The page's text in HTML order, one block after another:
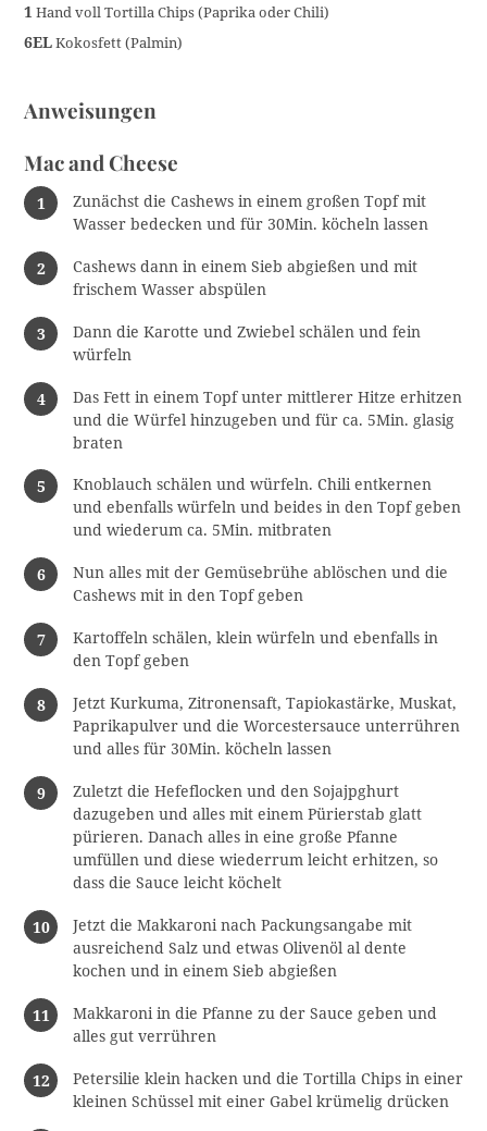
1 Hand voll Tortilla Chips (Paprika oder Chili)
6ELKokosfett (Palmin)
Anweisungen
Mac and Cheese
Zunächst die Cashews in einem großen Topf mit
Wasser bedecken und für 30Min. köcheln lassen
Cashews dann in einem Sieb abgießen und mit
frischem Wasser abspülen
Dann die Karotte und Zwiebel schälen und fein
würfeln
Das Fett in einem Topf unter mittlerer Hitze erhitzen
und die Würfel hinzugeben und für ca. 5Min. glasig
braten
Knoblauch schälen und würfeln. Chili entkernen
und ebenfalls würfeln und beides in den Topf geben
und wiederum ca. 5Min. mitbraten
Nun alles mit der Gemüsebrühe ablöschen und die
Cashews mit in den Topf geben
Kartoffeln schälen, klein würfeln und ebenfalls in
den Topf geben
Jetzt Kurkuma, Zitronensaft, Tapiokastärke, Muskat,
Paprikapulver und die Worcestersauce unterrühren
und alles für 30Min. köcheln lassen
Zuletzt die Hefeflocken und den Sojajpghurt
dazugeben und alles mit einem Pürierstab glatt
pürieren. Danach alles in eine große Pfanne
umfüllen und diese wiederrum leicht erhitzen, so
dass die Sauce leicht köchelt
Jetzt die Makkaroni nach Packungsangabe mit
ausreichend Salz und etwas Olivenöl al dente
kochen und in einem Sieb abgießen
Makkaroni in die Pfanne zu der Sauce geben und
alles gut verrühren
Petersilie klein hacken und die Tortilla Chips in einer
kleinen Schüssel mit einer Gabel krümelig drücken